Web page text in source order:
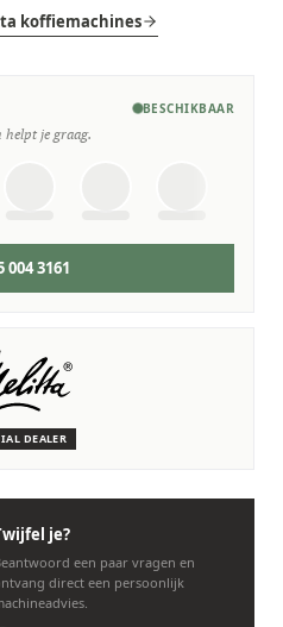
koffiemachines
BESCHIKBAAR
helpt je graag.
004 3161
DEALER
hebben van Melitta
je?
een paar vragen en
direct een persoonlijk